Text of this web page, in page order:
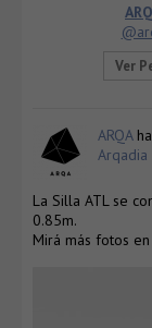
Ver
ARQA
Arqadia
La Silla ATL se
0.85m.
Mirá más fotos en